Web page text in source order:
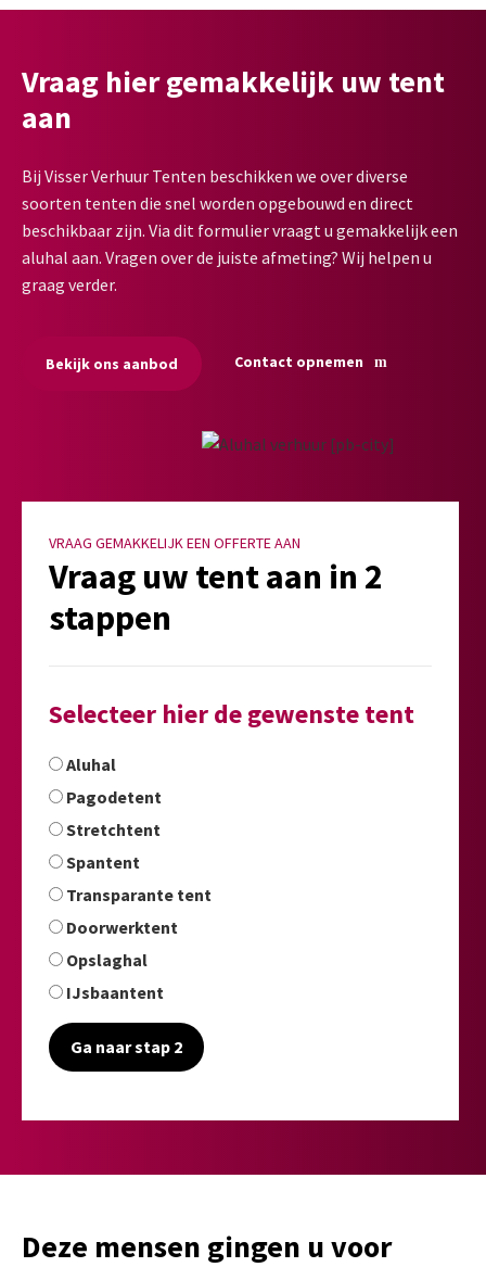
Vraag hier gemakkelijk uw tent
aan
Bij Visser Verhuur Tenten beschikken we over diverse
soorten tenten die snel worden opgebouwd en direct
beschikbaar zijn. Via dit formulier vraagt u gemakkelijk een
aluhal aan. Vragen over de juiste afmeting? Wij helpen u
graag verder.
Bekijk ons aanbod Contact opnemen
VRAAG GEMAKKELIJK EEN OFFERTE AAN
Vraag uw tent aan in 2
stappen
Selecteer hier de gewenste tent
Aluhal
Pagodetent
Stretchtent
Spantent
Transparante tent
Doorwerktent
Opslaghal
IJsbaantent
Ga naar stap 2
Deze mensen gingen u voor